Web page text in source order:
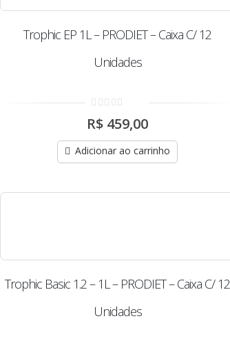
Trophic EP 1L – PRODIET – Caixa C/ 12
Unidades
out
5
R$ 459,00
Adicionar ao carrinho
Trophic Basic 1.2 – 1L – PRODIET – Caixa C/ 12
Unidades